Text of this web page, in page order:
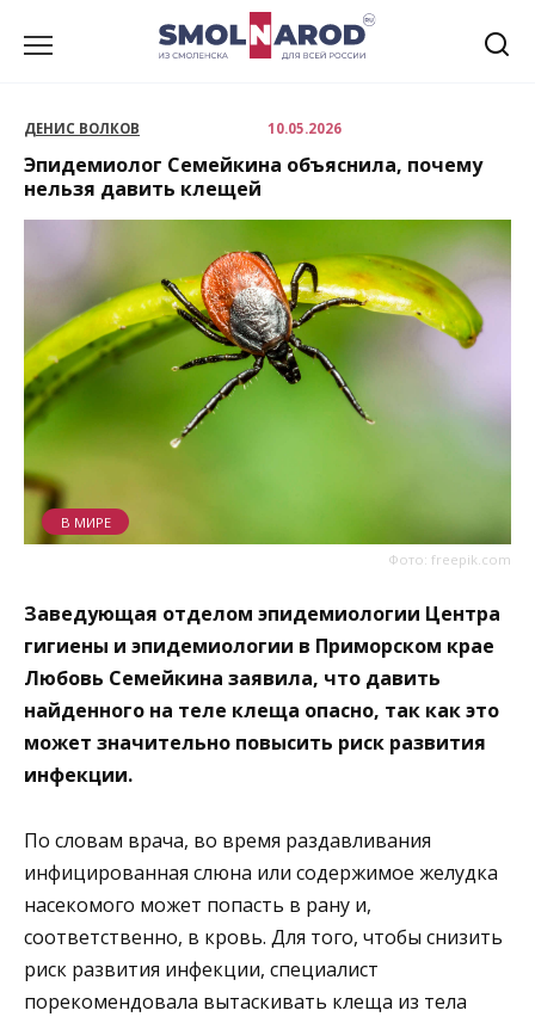
ДЕНИС ВОЛКОВ 10.05.2026
Эпидемиолог Семейкина объяснила, почему
нельзя давить клещей
Фото: freepik.com
В МИРЕ
Заведующая отделом эпидемиологии Центра
гигиены и эпидемиологии в Приморском крае
Любовь Семейкина заявила, что давить
найденного на теле клеща опасно, так как это
может значительно повысить риск развития
инфекции.
По словам врача, во время раздавливания
инфицированная слюна или содержимое желудка
насекомого может попасть в рану и,
соответственно, в кровь. Для того, чтобы снизить
риск развития инфекции, специалист
порекомендовала вытаскивать клеща из тела